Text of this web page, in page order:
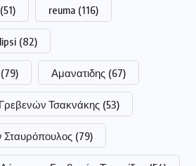
(51) reuma (116)
(82)
(79) Αμανατιδης (67)
Τσακνάκης (53)
Σταυρόπουλος (79)